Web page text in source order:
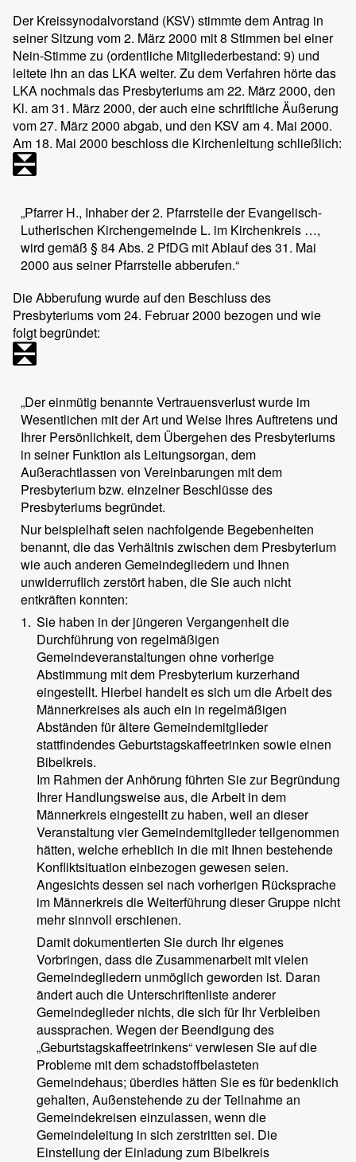
Der Kreissynodalvorstand (KSV) stimmte dem Antrag in
seiner Sitzung vom 2. März 2000 mit 8 Stimmen bei einer
Nein-Stimme zu (ordentliche Mitgliederbestand: 9) und
leitete ihn an das LKA weiter. Zu dem Verfahren hörte das
LKA nochmals das Presbyteriums am 22. März 2000, den
Kl. am 31. März 2000, der auch eine schriftliche Äußerung
vom 27. März 2000 abgab, und den KSV am 4. Mai 2000.
Am 18. Mai 2000 beschloss die Kirchenleitung schließlich:
„Pfarrer H., Inhaber der 2. Pfarrstelle der Evangelisch-
Lutherischen Kirchengemeinde L. im Kirchenkreis …,
wird gemäß § 84 Abs. 2 PfDG mit Ablauf des 31. Mai
2000 aus seiner Pfarrstelle abberufen.“
Die Abberufung wurde auf den Beschluss des
Presbyteriums vom 24. Februar 2000 bezogen und wie
folgt begründet:
„Der einmütig benannte Vertrauensverlust wurde im
Wesentlichen mit der Art und Weise Ihres Auftretens und
Ihrer Persönlichkeit, dem Übergehen des Presbyteriums
in seiner Funktion als Leitungsorgan, dem
Außerachtlassen von Vereinbarungen mit dem
Presbyterium bzw. einzelner Beschlüsse des
Presbyteriums begründet.
Nur beispielhaft seien nachfolgende Begebenheiten
benannt, die das Verhältnis zwischen dem Presbyterium
wie auch anderen Gemeindegliedern und Ihnen
unwiderruflich zerstört haben, die Sie auch nicht
entkräften konnten:
1. Sie haben in der jüngeren Vergangenheit die
Durchführung von regelmäßigen
Gemeindeveranstaltungen ohne vorherige
Abstimmung mit dem Presbyterium kurzerhand
eingestellt. Hierbei handelt es sich um die Arbeit des
Männerkreises als auch ein in regelmäßigen
Abständen für ältere Gemeindemitglieder
stattfindendes Geburtstagskaffeetrinken sowie einen
Bibelkreis.
Im Rahmen der Anhörung führten Sie zur Begründung
Ihrer Handlungsweise aus, die Arbeit in dem
Männerkreis eingestellt zu haben, weil an dieser
Veranstaltung vier Gemeindemitglieder teilgenommen
hätten, welche erheblich in die mit Ihnen bestehende
Konfliktsituation einbezogen gewesen seien.
Angesichts dessen sei nach vorherigen Rücksprache
im Männerkreis die Weiterführung dieser Gruppe nicht
mehr sinnvoll erschienen.
Damit dokumentierten Sie durch Ihr eigenes
Vorbringen, dass die Zusammenarbeit mit vielen
Gemeindegliedern unmöglich geworden ist. Daran
ändert auch die Unterschriftenliste anderer
Gemeindeglieder nichts, die sich für Ihr Verbleiben
aussprachen. Wegen der Beendigung des
„Geburtstagskaffeetrinkens“ verwiesen Sie auf die
Probleme mit dem schadstoffbelasteten
Gemeindehaus; überdies hätten Sie es für bedenklich
gehalten, Außenstehende zu der Teilnahme an
Gemeindekreisen einzulassen, wenn die
Gemeindeleitung in sich zerstritten sei. Die
Einstellung der Einladung zum Bibelkreis